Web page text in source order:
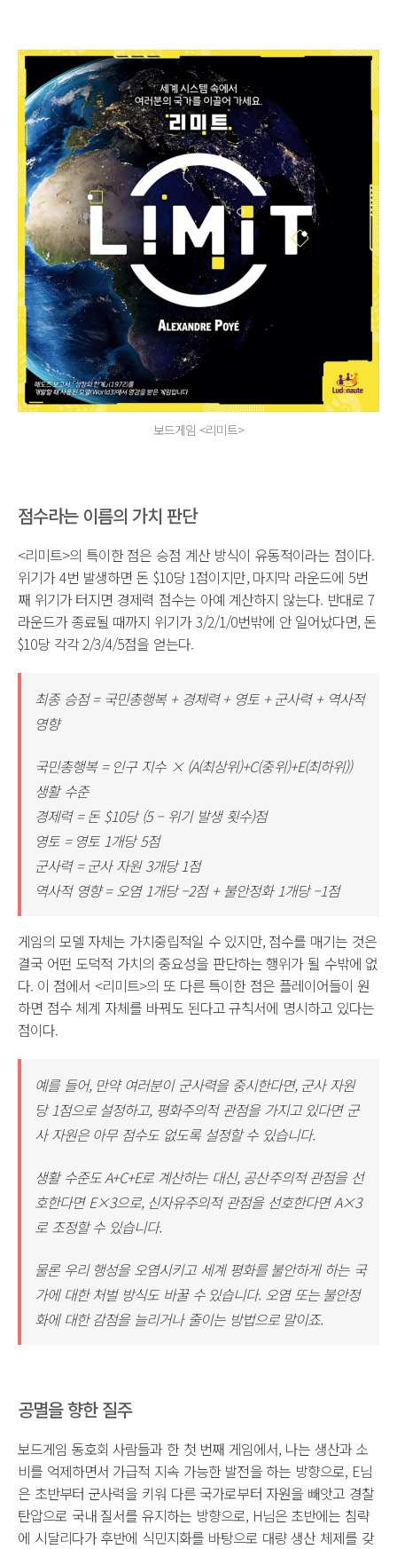
보드게임 <리미트>
점수라는 이름의 가치 판단
<리미트>의 특이한 점은 승점 계산 방식이 유동적이라는 점이다.
위기가 4번 발생하면 돈 $10당 1점이지만, 마지막 라운드에 5번
째 위기가 터지면 경제력 점수는 아예 계산하지 않는다. 반대로 7
라운드가 종료될 때까지 위기가 3/2/1/0번밖에 안 일어났다면, 돈
$10당 각각 2/3/4/5점을 얻는다.
최종 승점 = 국민총행복 + 경제력 + 영토 + 군사력 + 역사적
영향
국민총행복 = 인구 지수 × (A(최상위)+C(중위)+E(최하위))
생활 수준
경제력 = 돈 $10당 (5 – 위기 발생 횟수)점
영토 = 영토 1개당 5점
군사력 = 군사 자원 3개당 1점
역사적 영향 = 오염 1개당 –2점 + 불안정화 1개당 –1점
게임의 모델 자체는 가치중립적일 수 있지만, 점수를 매기는 것은
결국 어떤 도덕적 가치의 중요성을 판단하는 행위가 될 수밖에 없
다. 이 점에서 <리미트>의 또 다른 특이한 점은 플레이어들이 원
하면 점수 체계 자체를 바꿔도 된다고 규칙서에 명시하고 있다는
점이다.
예를 들어, 만약 여러분이 군사력을 중시한다면, 군사 자원
당 1점으로 설정하고, 평화주의적 관점을 가지고 있다면 군
사 자원은 아무 점수도 없도록 설정할 수 있습니다.
생활 수준도 A+C+E로 계산하는 대신, 공산주의적 관점을 선
호한다면 E×3으로, 신자유주의적 관점을 선호한다면 A×3
로 조정할 수 있습니다.
물론 우리 행성을 오염시키고 세계 평화를 불안하게 하는 국
가에 대한 처벌 방식도 바꿀 수 있습니다. 오염 또는 불안정
화에 대한 감점을 늘리거나 줄이는 방법으로 말이죠.
공멸을 향한 질주
보드게임 동호회 사람들과 한 첫 번째 게임에서, 나는 생산과 소
비를 억제하면서 가급적 지속 가능한 발전을 하는 방향으로, E님
은 초반부터 군사력을 키워 다른 국가로부터 자원을 빼앗고 경찰
탄압으로 국내 질서를 유지하는 방향으로, H님은 초반에는 침략
에 시달리다가 후반에 식민지화를 바탕으로 대량 생산 체제를 갖